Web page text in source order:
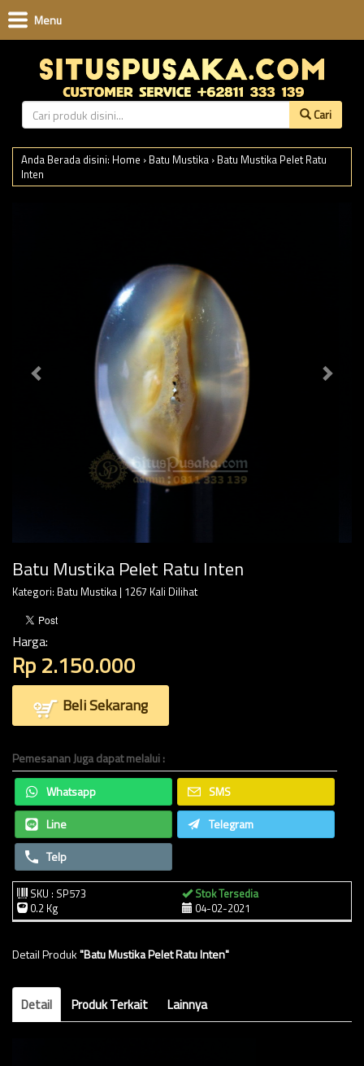
Cari
Menu
Anda Berada disini: Home › Batu Mustika › Batu Mustika Pelet Ratu
Inten
Batu Mustika Pelet Ratu Inten
Kategori: Batu Mustika | 1267 Kali Dilihat
Harga:
Rp 2.150.000
Beli Sekarang
Pemesanan Juga dapat melalui :
Whatsapp
SMS
Line
Telegram
Telp
SKU : SP573
Stok Tersedia
0.2 Kg
04-02-2021
Detail Produk"Batu Mustika Pelet Ratu Inten"
Detail Produk Terkait Lainnya